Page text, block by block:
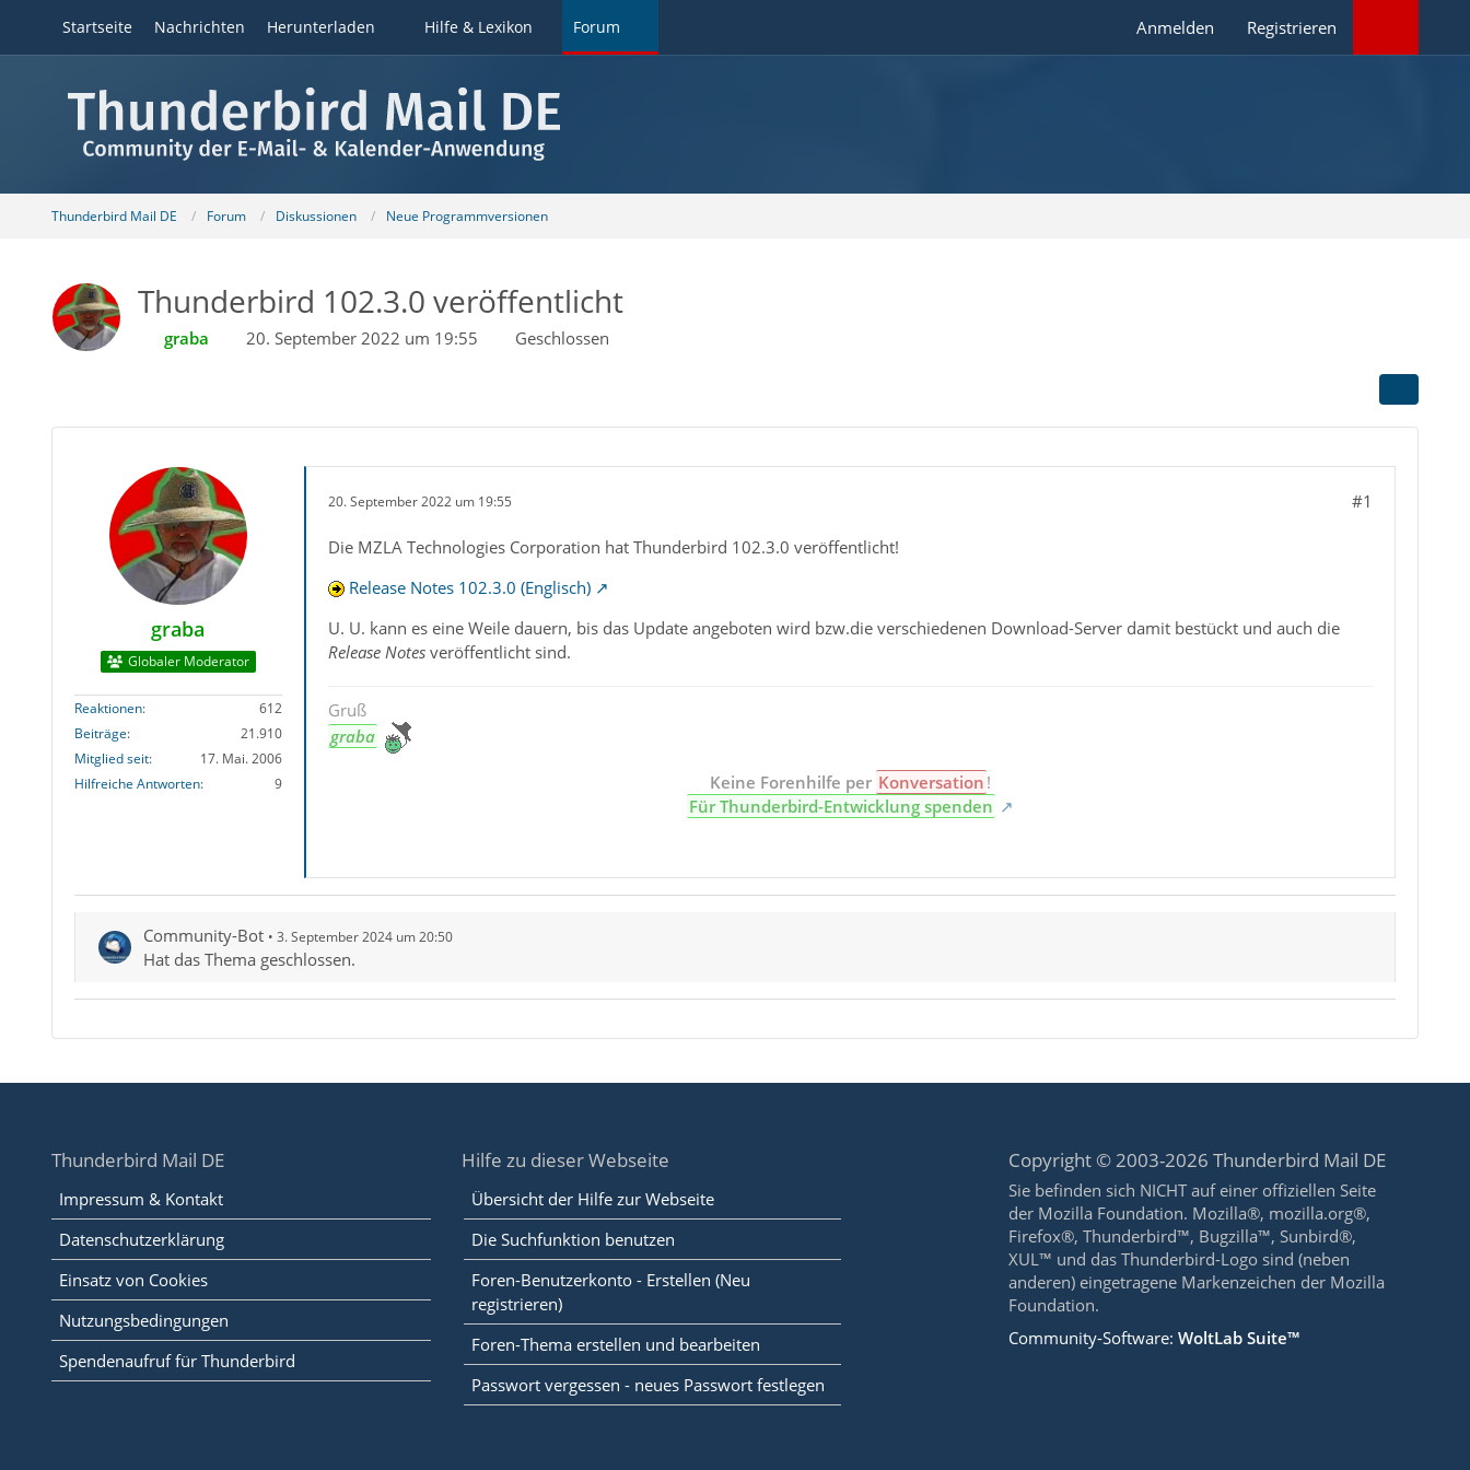
Startseite Nachrichten Herunterladen Hilfe & Lexikon Forum Anmelden Registrieren
Thunderbird Mail DE Forum Diskussionen Neue Programmversionen
Thunderbird 102.3.0 veröffentlicht
graba 20. September 2022 um 19:55 Geschlossen
graba
Globaler Moderator
Reaktionen
612
Beiträge
21.910
Mitglied seit
17. Mai. 2006
Hilfreiche Antworten
9
20. September 2022 um 19:55 #1
Die MZLA Technologies Corporation hat Thunderbird 102.3.0 veröffentlicht!
Release Notes 102.3.0 (Englisch)
U. U. kann es eine Weile dauern, bis das Update angeboten wird bzw.die verschiedenen Download-Server damit bestückt und auch die
Release Notesveröffentlicht sind.
Gruß
graba
Keine Forenhilfe per Konversation !
Für Thunderbird-Entwicklung spenden
Community-Bot 3. September 2024 um 20:50
Hat das Thema geschlossen.
Thunderbird Mail DE
Impressum & Kontakt
Datenschutzerklärung
Einsatz von Cookies
Nutzungsbedingungen
Spendenaufruf für Thunderbird
Hilfe zu dieser Webseite
Übersicht der Hilfe zur Webseite
Die Suchfunktion benutzen
Foren-Benutzerkonto - Erstellen (Neu
registrieren)
Foren-Thema erstellen und bearbeiten
Passwort vergessen - neues Passwort festlegen
Copyright © 2003-2026 Thunderbird Mail DE
Sie befinden sich NICHT auf einer offiziellen Seite
der Mozilla Foundation. Mozilla®, mozilla.org®,
Firefox®, Thunderbird™, Bugzilla™, Sunbird®,
XUL™ und das Thunderbird-Logo sind (neben
anderen) eingetragene Markenzeichen der Mozilla
Foundation.
Community-Software:WoltLab Suite™